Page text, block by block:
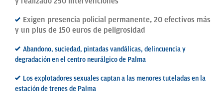
Exigen presencia policial permanente, 20 efectivos más
y un plus de 150 euros de peligrosidad
Abandono, suciedad, pintadas vandálicas, delincuencia y
degradación en el centro neurálgico de Palma
Los explotadores sexuales captan a las menores tuteladas en la
estación de trenes de Palma